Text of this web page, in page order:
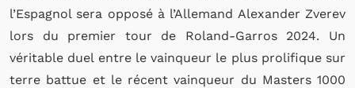
l’Espagnol sera opposé à l’Allemand Alexander Zverev
lors du premier tour de Roland-Garros 2024. Un
véritable duel entre le vainqueur le plus prolifique sur
terre battue et le récent vainqueur du Masters 1000